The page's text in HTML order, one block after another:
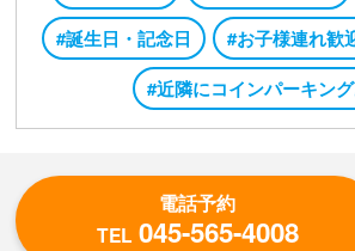
#誕生日・記念日
#お子様連れ歓
#近隣にコインパーキン
電話予約
TEL 045-565-4008